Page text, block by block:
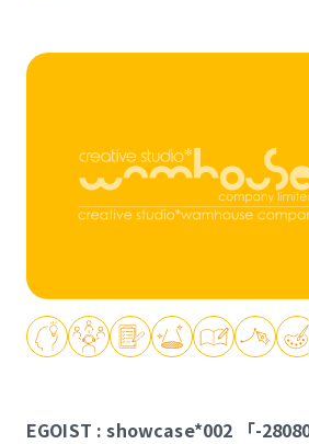
EGOIST : showcase*002 「-